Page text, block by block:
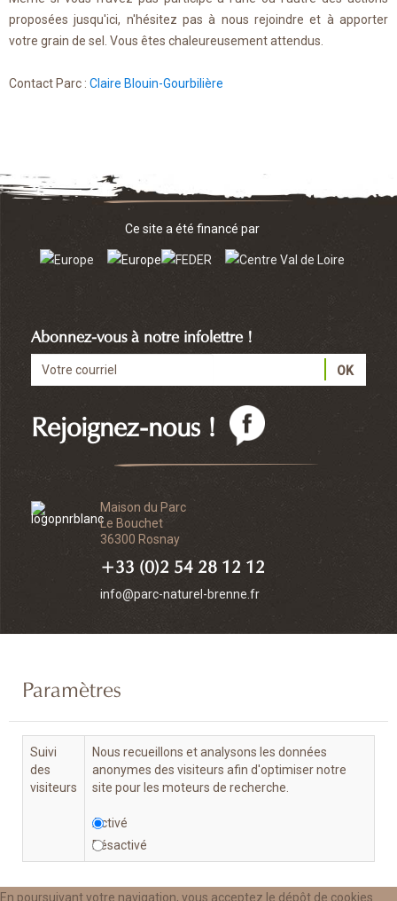
proposées jusqu'ici, n'hésitez pas à nous rejoindre et à apporter
votre grain de sel. Vous êtes chaleureusement attendus.
Contact Parc : Claire Blouin-Gourbilière
Maison du Parc
Le Bouchet
36300 Rosnay
+33 (0)2 54 28 12 12
info@parc-naturel-brenne.fr
Rejoignez-nous !
Abonnez-vous à notre infolettre !
Ce site a été financé par
En poursuivant votre navigation, vous acceptez le dépôt de cookies
Paramètres
Suivi
des
visiteurs
Nous recueillons et analysons les données
anonymes des visiteurs afin d'optimiser notre
site pour les moteurs de recherche.
Activé
Désactivé